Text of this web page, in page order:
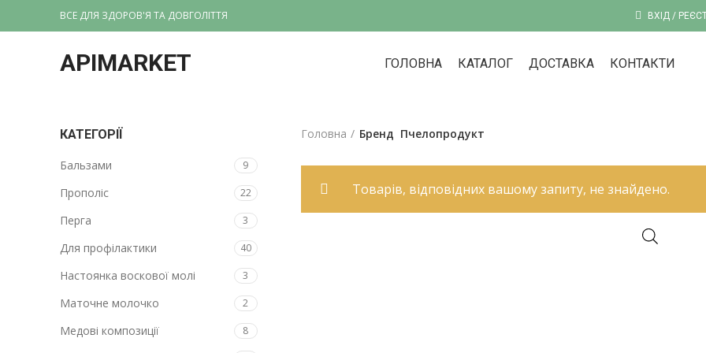
ВСЕ ДЛЯ ЗДОРОВ'Я ТА ДОВГОЛІТТЯ ВХІД /
APIMARKET ГОЛОВНА КАТАЛОГ ДОСТАВКА КОНТАКТИ
КАТЕГОРІЇ
Бальзами 9
Прополіс 22
Перга 3
Для профілактики 40
Настоянка воскової молі 3
Маточне молочко 2
Медові композиції 8
Головна Бренд Пчелопродукт
Товарів, відповідних вашому запиту, не знайдено.